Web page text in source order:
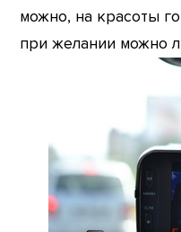
можно, на красоты
при желании можно